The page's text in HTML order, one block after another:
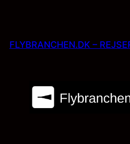
content
FLYBRANCHEN.DK –